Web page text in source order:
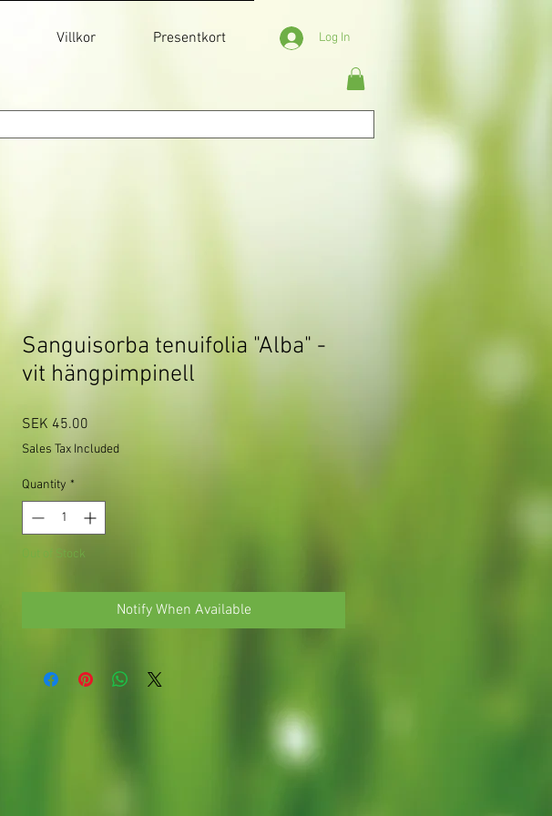
Villkor Presentkort Log In
Sanguisorba tenuifolia "Alba" -
vit hängpimpinell
SEK 45.00
Sales Tax Included
Quantity *
Out of Stock
Notify When Available